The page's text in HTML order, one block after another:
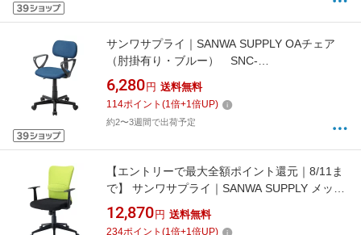
サンワサプライ｜SANWA SUPPLY OAチェア
（肘掛有り・ブルー） SNC-
A1ABL[SNCA1ABL]
6,280 円 送料無料
114ポイント (1倍+1倍UP)
約2〜3週間で出荷予定
【エントリーで最大全額ポイント還元｜8/11ま
で】 サンワサプライ｜SANWA SUPPLY メッシ
ュチェア（肘掛有り・グリーン） SNC-
NET14AG[SNCNET14AG]
12,870 円 送料無料
234ポイント (1倍+1倍UP)